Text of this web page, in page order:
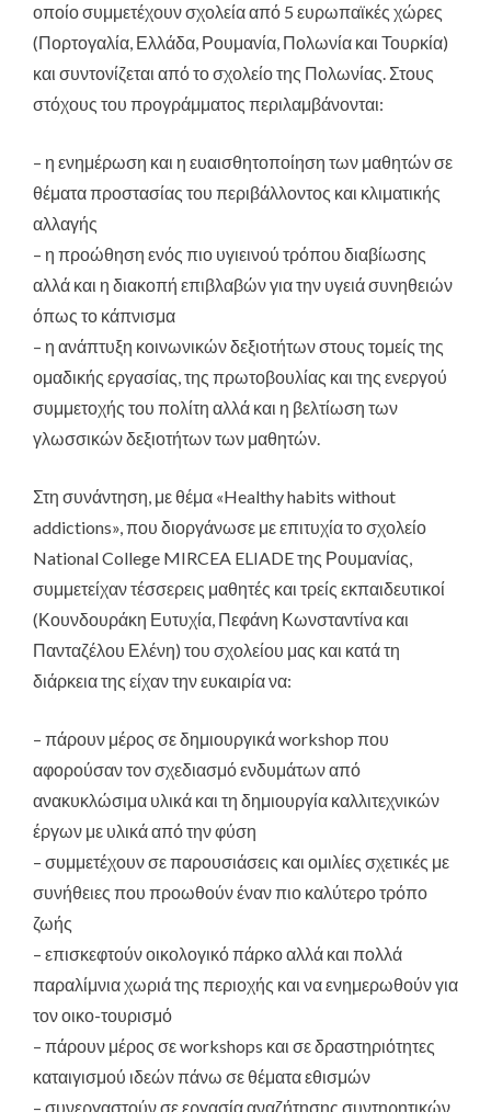
οποίο συμμετέχουν σχολεία από 5 ευρωπαϊκές χώρες
(Πορτογαλία, Ελλάδα, Ρουμανία, Πολωνία και Τουρκία)
και συντονίζεται από το σχολείο της Πολωνίας. Στους
στόχους του προγράμματος περιλαμβάνονται:
– η ενημέρωση και η ευαισθητοποίηση των μαθητών σε
θέματα προστασίας του περιβάλλοντος και κλιματικής
αλλαγής
– η προώθηση ενός πιο υγιεινού τρόπου διαβίωσης
αλλά και η διακοπή επιβλαβών για την υγειά συνηθειών
όπως το κάπνισμα
– η ανάπτυξη κοινωνικών δεξιοτήτων στους τομείς της
ομαδικής εργασίας, της πρωτοβουλίας και της ενεργού
συμμετοχής του πολίτη αλλά και η βελτίωση των
γλωσσικών δεξιοτήτων των μαθητών.
Στη συνάντηση, με θέμα «Healthy habits without
addictions», που διοργάνωσε με επιτυχία το σχολείο
National College MIRCEA ELIADE της Ρουμανίας,
συμμετείχαν τέσσερεις μαθητές και τρείς εκπαιδευτικοί
(Κουνδουράκη Ευτυχία, Πεφάνη Κωνσταντίνα και
Πανταζέλου Ελένη) του σχολείου μας και κατά τη
διάρκεια της είχαν την ευκαιρία να:
– πάρουν μέρος σε δημιουργικά workshop που
αφορούσαν τον σχεδιασμό ενδυμάτων από
ανακυκλώσιμα υλικά και τη δημιουργία καλλιτεχνικών
έργων με υλικά από την φύση
– συμμετέχουν σε παρουσιάσεις και ομιλίες σχετικές με
συνήθειες που προωθούν έναν πιο καλύτερο τρόπο
ζωής
– επισκεφτούν οικολογικό πάρκο αλλά και πολλά
παραλίμνια χωριά της περιοχής και να ενημερωθούν για
τον οικο-τουρισμό
– πάρουν μέρος σε workshops και σε δραστηριότητες
καταιγισμού ιδεών πάνω σε θέματα εθισμών
– συνεργαστούν σε εργασία αναζήτησης συντηρητικών